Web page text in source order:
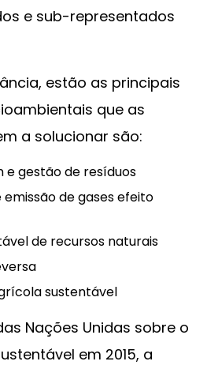
e sub-representados
estão as principais
que as
a solucionar são:
e gestão de resíduos
emissão de gases efeito
de recursos naturais
sustentável
Nações Unidas sobre o
em 2015, a